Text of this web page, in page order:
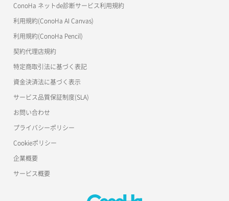
一時的Web公開
s3cmd
公開API(ConoHa VPS Ver.2.0)
ConoHa ネットde診断サービス利用規約
利用規約(ConoHa AI Canvas)
利用規約(ConoHa Pencil)
契約代理店規約
特定商取引法に基づく表記
資金決済法に基づく表示
サービス品質保証制度(SLA)
お問い合わせ
プライバシーポリシー
Cookieポリシー
企業概要
サービス概要